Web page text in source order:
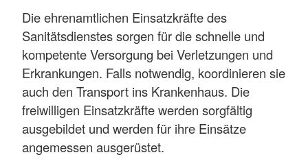
Die ehrenamtlichen Einsatzkräfte des
Sanitätsdienstes sorgen für die schnelle und
kompetente Versorgung bei Verletzungen und
Erkrankungen. Falls notwendig, koordinieren sie
auch den Transport ins Krankenhaus. Die
freiwilligen Einsatzkräfte werden sorgfältig
ausgebildet und werden für ihre Einsätze
angemessen ausgerüstet.